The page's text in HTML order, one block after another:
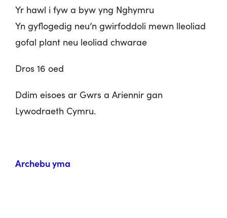
Yr hawl i fyw a byw yng Nghymru
Yn gyflogedig neu’n gwirfoddoli mewn lleoliad
gofal plant neu leoliad chwarae
Dros 16 oed
Ddim eisoes ar Gwrs a Ariennir gan
Lywodraeth Cymru.
Archebu yma